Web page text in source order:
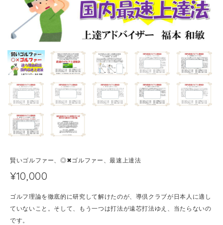
賢いゴルファー、◎✖ゴルファー、最速上達法
¥10,000
ゴルフ理論を徹底的に研究して解けたのが、導倶クラブが日本人に適し
ていないこと。そして、もう一つは打法が遠芯打法ゆえ、当たらないの
です。